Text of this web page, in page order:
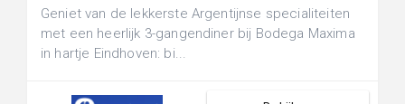
Geniet van de lekkerste Argentijnse specialiteiten
met een heerlijk 3-gangendiner bij Bodega Maxima
in hartje Eindhoven: bi...